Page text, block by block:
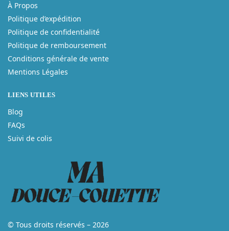
À Propos
Politique d’expédition
Politique de confidentialité
Politique de remboursement
Conditions générale de vente
Mentions Légales
LIENS UTILES
Blog
FAQs
Suivi de colis
© Tous droits réservés – 2026